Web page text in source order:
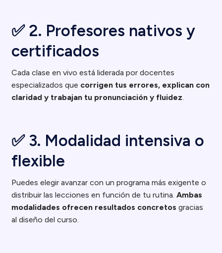
✅ 2. Profesores nativos y
certificados
Cada clase en vivo está liderada por docentes
especializados que corrigen tus errores, explican con
claridad y trabajan tu pronunciación y fluidez.
✅ 3. Modalidad intensiva o
flexible
Puedes elegir avanzar con un programa más exigente o
distribuir las lecciones en función de tu rutina.Ambas
modalidades ofrecen resultados concretos gracias
al diseño del curso.